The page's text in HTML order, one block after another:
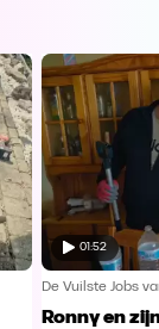
01:52
De Vuilste Jobs
Ronny en